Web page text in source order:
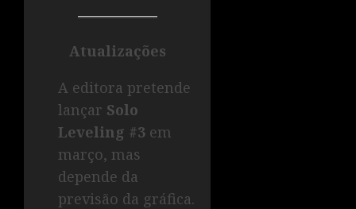
Atualizações
A editora pretende
lançar Solo
Leveling #3 em
março, mas
depende da
previsão da gráfica.